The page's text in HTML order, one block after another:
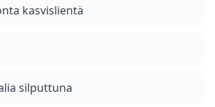
kasvislientä
silputtuna